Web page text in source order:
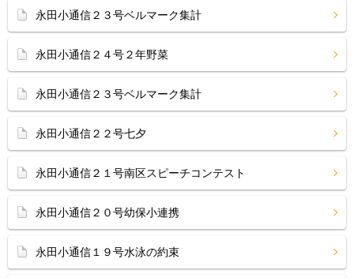
永田小通信２３号ベルマーク集計
永田小通信２４号２年野菜
永田小通信２３号ベルマーク集計
永田小通信２２号七夕
永田小通信２１号南区スピーチコンテスト
永田小通信２０号幼保小連携
永田小通信１９号水泳の約束